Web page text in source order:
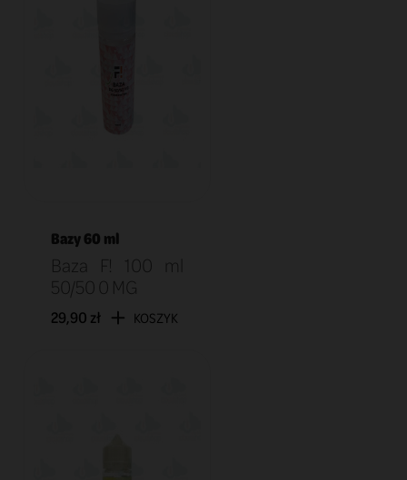
Bazy 60 ml
Baza F! 100 ml
50/50 0 MG
29,90 zł KOSZYK